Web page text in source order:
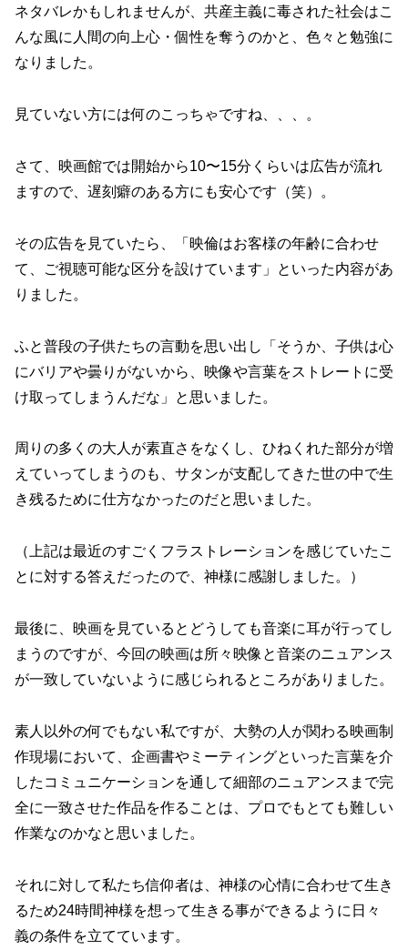
ネタバレかもしれませんが、共産主義に毒された社会はこ
んな風に人間の向上心・個性を奪うのかと、色々と勉強に
なりました。
見ていない方には何のこっちゃですね、、、。
さて、映画館では開始から10〜15分くらいは広告が流れ
ますので、遅刻癖のある方にも安心です（笑）。
その広告を見ていたら、「映倫はお客様の年齢に合わせ
て、ご視聴可能な区分を設けています」といった内容があ
りました。
ふと普段の子供たちの言動を思い出し「そうか、子供は心
にバリアや曇りがないから、映像や言葉をストレートに受
け取ってしまうんだな」と思いました。
周りの多くの大人が素直さをなくし、ひねくれた部分が増
えていってしまうのも、サタンが支配してきた世の中で生
き残るために仕方なかったのだと思いました。
（上記は最近のすごくフラストレーションを感じていたこ
とに対する答えだったので、神様に感謝しました。）
最後に、映画を見ているとどうしても音楽に耳が行ってし
まうのですが、今回の映画は所々映像と音楽のニュアンス
が一致していないように感じられるところがありました。
素人以外の何でもない私ですが、大勢の人が関わる映画制
作現場において、企画書やミーティングといった言葉を介
したコミュニケーションを通して細部のニュアンスまで完
全に一致させた作品を作ることは、プロでもとても難しい
作業なのかなと思いました。
それに対して私たち信仰者は、神様の心情に合わせて生き
るため24時間神様を想って生きる事ができるように日々
義の条件を立てています。